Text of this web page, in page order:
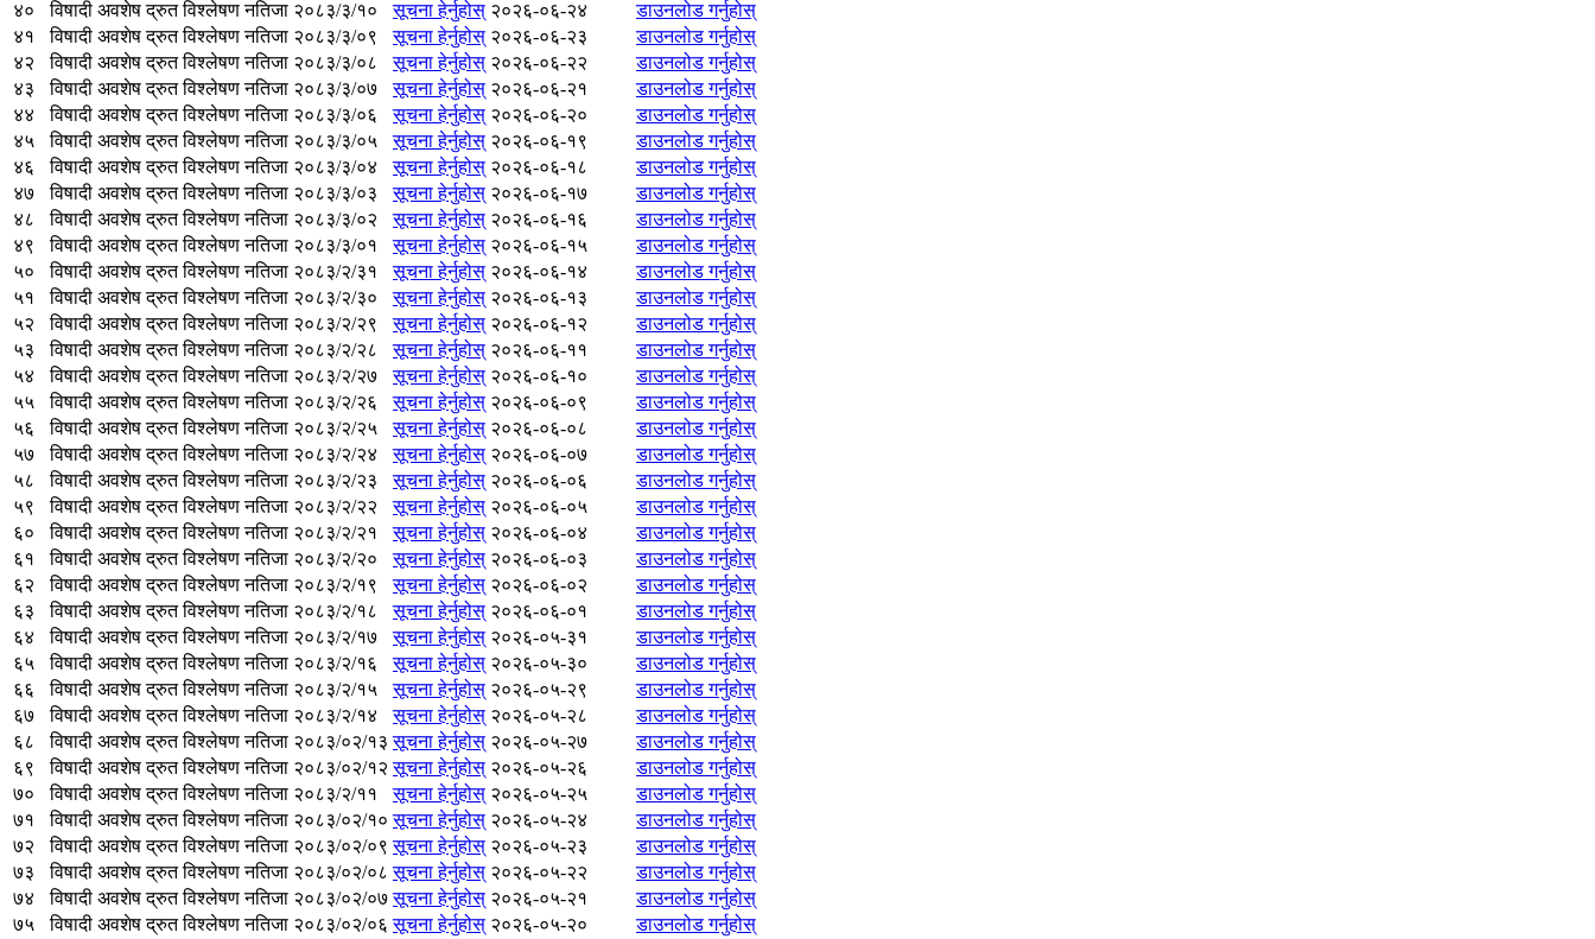
४०
विषादी अवशेष द्रुत विश्लेषण नतिजा २०८३/३/१० सूचना हेर्नुहोस् २०२६-०६-२४
डाउनलोड गर्नुहोस्
४१
विषादी अवशेष द्रुत विश्लेषण नतिजा २०८३/३/०९ सूचना हेर्नुहोस् २०२६-०६-२३
डाउनलोड गर्नुहोस्
४२
विषादी अवशेष द्रुत विश्लेषण नतिजा २०८३/३/०८ सूचना हेर्नुहोस् २०२६-०६-२२
डाउनलोड गर्नुहोस्
४३
विषादी अवशेष द्रुत विश्लेषण नतिजा २०८३/३/०७ सूचना हेर्नुहोस् २०२६-०६-२१
डाउनलोड गर्नुहोस्
४४
विषादी अवशेष द्रुत विश्लेषण नतिजा २०८३/३/०६ सूचना हेर्नुहोस् २०२६-०६-२०
डाउनलोड गर्नुहोस्
४५
विषादी अवशेष द्रुत विश्लेषण नतिजा २०८३/३/०५ सूचना हेर्नुहोस् २०२६-०६-१९
डाउनलोड गर्नुहोस्
४६
विषादी अवशेष द्रुत विश्लेषण नतिजा २०८३/३/०४ सूचना हेर्नुहोस् २०२६-०६-१८
डाउनलोड गर्नुहोस्
४७
विषादी अवशेष द्रुत विश्लेषण नतिजा २०८३/३/०३ सूचना हेर्नुहोस् २०२६-०६-१७
डाउनलोड गर्नुहोस्
४८
विषादी अवशेष द्रुत विश्लेषण नतिजा २०८३/३/०२ सूचना हेर्नुहोस् २०२६-०६-१६
डाउनलोड गर्नुहोस्
४९
विषादी अवशेष द्रुत विश्लेषण नतिजा २०८३/३/०१ सूचना हेर्नुहोस् २०२६-०६-१५
डाउनलोड गर्नुहोस्
५०
विषादी अवशेष द्रुत विश्लेषण नतिजा २०८३/२/३१ सूचना हेर्नुहोस् २०२६-०६-१४
डाउनलोड गर्नुहोस्
५१
विषादी अवशेष द्रुत विश्लेषण नतिजा २०८३/२/३० सूचना हेर्नुहोस् २०२६-०६-१३
डाउनलोड गर्नुहोस्
५२
विषादी अवशेष द्रुत विश्लेषण नतिजा २०८३/२/२९ सूचना हेर्नुहोस् २०२६-०६-१२
डाउनलोड गर्नुहोस्
५३
विषादी अवशेष द्रुत विश्लेषण नतिजा २०८३/२/२८ सूचना हेर्नुहोस् २०२६-०६-११
डाउनलोड गर्नुहोस्
५४
विषादी अवशेष द्रुत विश्लेषण नतिजा २०८३/२/२७ सूचना हेर्नुहोस् २०२६-०६-१०
डाउनलोड गर्नुहोस्
५५
विषादी अवशेष द्रुत विश्लेषण नतिजा २०८३/२/२६ सूचना हेर्नुहोस् २०२६-०६-०९
डाउनलोड गर्नुहोस्
५६
विषादी अवशेष द्रुत विश्लेषण नतिजा २०८३/२/२५ सूचना हेर्नुहोस् २०२६-०६-०८
डाउनलोड गर्नुहोस्
५७
विषादी अवशेष द्रुत विश्लेषण नतिजा २०८३/२/२४ सूचना हेर्नुहोस् २०२६-०६-०७
डाउनलोड गर्नुहोस्
५८
विषादी अवशेष द्रुत विश्लेषण नतिजा २०८३/२/२३ सूचना हेर्नुहोस् २०२६-०६-०६
डाउनलोड गर्नुहोस्
५९
विषादी अवशेष द्रुत विश्लेषण नतिजा २०८३/२/२२ सूचना हेर्नुहोस् २०२६-०६-०५
डाउनलोड गर्नुहोस्
६०
विषादी अवशेष द्रुत विश्लेषण नतिजा २०८३/२/२१ सूचना हेर्नुहोस् २०२६-०६-०४
डाउनलोड गर्नुहोस्
६१
विषादी अवशेष द्रुत विश्लेषण नतिजा २०८३/२/२० सूचना हेर्नुहोस् २०२६-०६-०३
डाउनलोड गर्नुहोस्
६२
विषादी अवशेष द्रुत विश्लेषण नतिजा २०८३/२/१९ सूचना हेर्नुहोस् २०२६-०६-०२
डाउनलोड गर्नुहोस्
६३
विषादी अवशेष द्रुत विश्लेषण नतिजा २०८३/२/१८ सूचना हेर्नुहोस् २०२६-०६-०१
डाउनलोड गर्नुहोस्
६४
विषादी अवशेष द्रुत विश्लेषण नतिजा २०८३/२/१७ सूचना हेर्नुहोस् २०२६-०५-३१
डाउनलोड गर्नुहोस्
६५
विषादी अवशेष द्रुत विश्लेषण नतिजा २०८३/२/१६ सूचना हेर्नुहोस् २०२६-०५-३०
डाउनलोड गर्नुहोस्
६६
विषादी अवशेष द्रुत विश्लेषण नतिजा २०८३/२/१५ सूचना हेर्नुहोस् २०२६-०५-२९
डाउनलोड गर्नुहोस्
६७
विषादी अवशेष द्रुत विश्लेषण नतिजा २०८३/२/१४ सूचना हेर्नुहोस् २०२६-०५-२८
डाउनलोड गर्नुहोस्
६८
विषादी अवशेष द्रुत विश्लेषण नतिजा २०८३/०२/१३ सूचना हेर्नुहोस् २०२६-०५-२७
डाउनलोड गर्नुहोस्
६९
विषादी अवशेष द्रुत विश्लेषण नतिजा २०८३/०२/१२ सूचना हेर्नुहोस् २०२६-०५-२६
डाउनलोड गर्नुहोस्
७०
विषादी अवशेष द्रुत विश्लेषण नतिजा २०८३/२/११ सूचना हेर्नुहोस् २०२६-०५-२५
डाउनलोड गर्नुहोस्
७१
विषादी अवशेष द्रुत विश्लेषण नतिजा २०८३/०२/१० सूचना हेर्नुहोस् २०२६-०५-२४
डाउनलोड गर्नुहोस्
७२
विषादी अवशेष द्रुत विश्लेषण नतिजा २०८३/०२/०९ सूचना हेर्नुहोस् २०२६-०५-२३
डाउनलोड गर्नुहोस्
७३
विषादी अवशेष द्रुत विश्लेषण नतिजा २०८३/०२/०८ सूचना हेर्नुहोस् २०२६-०५-२२
डाउनलोड गर्नुहोस्
७४
विषादी अवशेष द्रुत विश्लेषण नतिजा २०८३/०२/०७ सूचना हेर्नुहोस् २०२६-०५-२१
डाउनलोड गर्नुहोस्
७५
विषादी अवशेष द्रुत विश्लेषण नतिजा २०८३/०२/०६ सूचना हेर्नुहोस् २०२६-०५-२०
डाउनलोड गर्नुहोस्